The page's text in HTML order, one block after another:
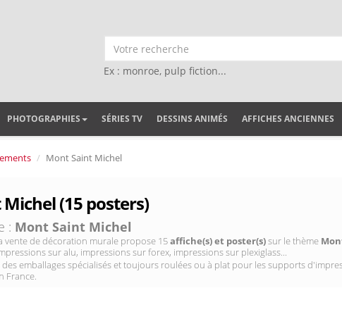
Ex : monroe, pulp fiction...
PHOTOGRAPHIES SÉRIES TV DESSINS ANIMÉS AFFICHES ANCIENNES
Mont Saint Michel
(15 posters)
: Mont Saint Michel
vente de décoration murale propose 15affiche(s) et poster(s)sur le thème
sur alu, impressions sur forex, impressions sur plexiglass...
emballages spécialisés et toujours roulées ou à plat pour les supports
France.